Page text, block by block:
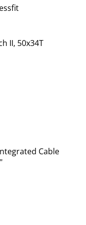
II, 50x34T
Cable